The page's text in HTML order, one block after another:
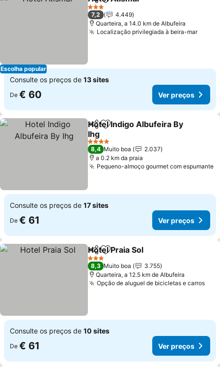
Escolha popular
PartilharAdicionar aos favoritos
3 Estrelas
7,2
4.449
Quarteira, a 14.0 km de Albufeira
Localização privilegiada à beira-mar
Consulte os preços de 13 sites
De € 60 Ver preços
PartilharAdicionar aos favoritos
Hotel Indigo Albufeira By
Ihg
4 Estrelas
8,4 Muito boa
2.037
a 0.2 km da praia
Pequeno-almoço gourmet com espumante
Consulte os preços de 17 sites
De € 61 Ver preços
PartilharAdicionar aos favoritos
Hotel Praia Sol
3 Estrelas
8,3 Muito boa
3.755
Quarteira, a 12.5 km de Albufeira
Opção de aluguel de bicicletas e carros
Consulte os preços de 10 sites
De € 61 Ver preços